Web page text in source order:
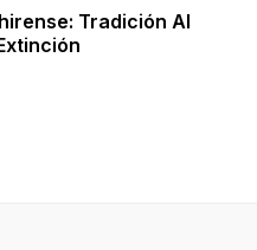
Tradición Al